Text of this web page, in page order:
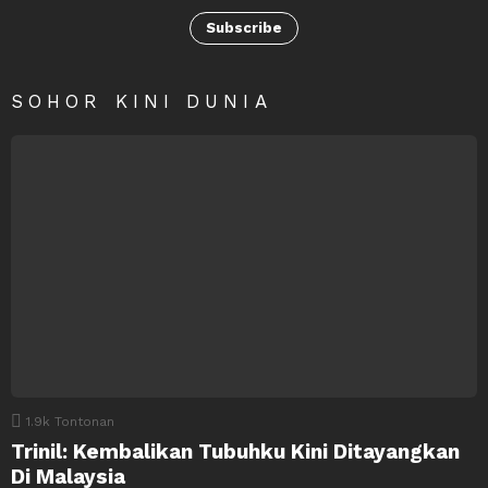
Subscribe
SOHOR KINI DUNIA
1.9k Tontonan
Trinil: Kembalikan Tubuhku Kini Ditayangkan
Di Malaysia